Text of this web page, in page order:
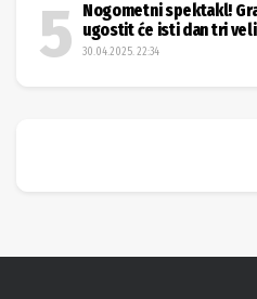
Nogometni spektakl!
ugostit će isti dan tri
30.04.2025. 22:34